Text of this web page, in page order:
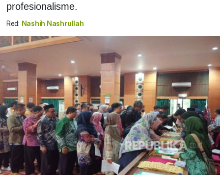
profesionalisme.
Red: Nashih Nashrullah